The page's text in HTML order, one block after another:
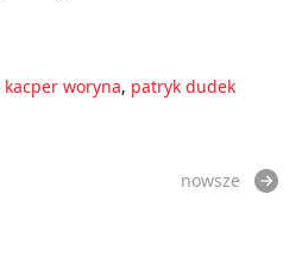
kacper woryna, patryk dudek
nowsze